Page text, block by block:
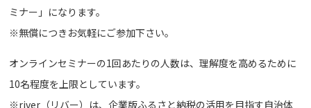
ミナー」になります。
※無償につきお気軽にご参加下さい。
オンラインセミナーの1回あたりの人数は、理解度を高めるために
10名程度を上限としています。
※river（リバー）は、企業版ふるさと納税の活用を目指す自治体